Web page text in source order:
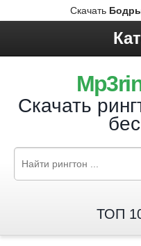
Скачать
Скачать
ТОП